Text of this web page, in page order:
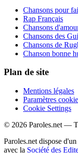
Chansons pour
Rap Français
Chansons
Chansons des
Chansons de
Chanson bonne
Plan de site
Mentions légales
Paramètres
Cookie Settings
© 2026 Paroles.net —
Paroles.net dispose
avec la Société des